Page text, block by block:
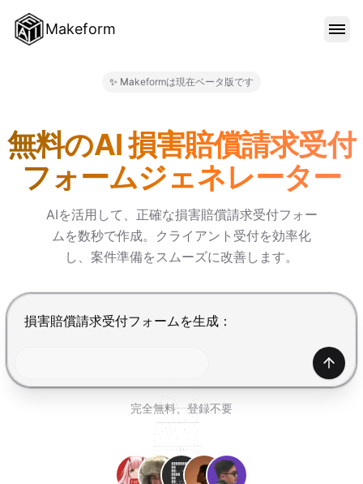
Makeform
ブログ
サインイン
✨ Makeformは現在ベータ版です
無料のAI 損害賠償請求受付
フォームジェネレーター
AIを活用して、正確な損害賠償請求受付フォー
ムを数秒で作成。クライアント受付を効率化
し、案件準備をスムーズに改善します。
Enterで送信、Shift+Enterで改行
生成
完全無料、登録不要